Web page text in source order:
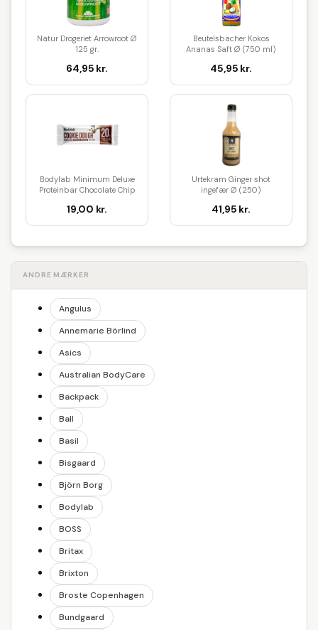
Natur Drogeriet Arrowroot Ø
125 gr.
64,95 kr.
Beutelsbacher Kokos
Ananas Saft Ø (750 ml)
45,95 kr.
Bodylab Minimum Deluxe
Proteinbar Chocolate Chip
19,00 kr.
Urtekram Ginger shot
ingefær Ø (250)
41,95 kr.
ANDRE MÆRKER
Angulus
Annemarie Börlind
Asics
Australian BodyCare
Backpack
Ball
Basil
Bisgaard
Björn Borg
Bodylab
BOSS
Britax
Brixton
Broste Copenhagen
Bundgaard